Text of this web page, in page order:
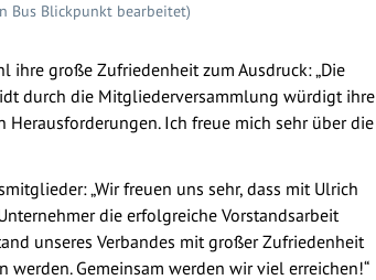
Bus Blickpunkt bearbeitet)
ihre große Zufriedenheit zum Ausdruck: „Die
durch die Mitgliederversammlung würdigt ihre
Ich freue mich sehr über die
„Wir freuen uns sehr, dass mit Ulrich
die erfolgreiche Vorstandsarbeit
unseres Verbandes mit großer Zufriedenheit
Gemeinsam werden wir viel erreichen!“